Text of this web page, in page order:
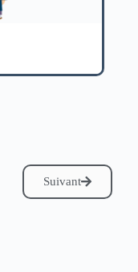
Suivant